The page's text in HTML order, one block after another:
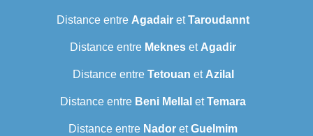
Distance entre Agadair etTaroudannt
Distance entre Meknes et Agadir
Distance entre Tetouan et Azilal
Distance entre Beni Mellal etTemara
Distance entre Nador etGuelmim